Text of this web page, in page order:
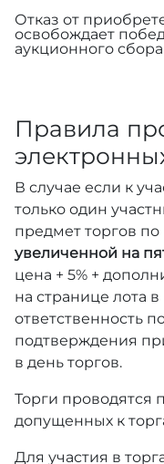
Отказ от
освобождает
аукционного сбора
Правила
В случае если к
только один
предмет торгов по
увеличенной на
цена + 5% +
на странице лота
ответственность
подтверждения
в день торгов.
Торги проводятся
допущенных к
Для участия в